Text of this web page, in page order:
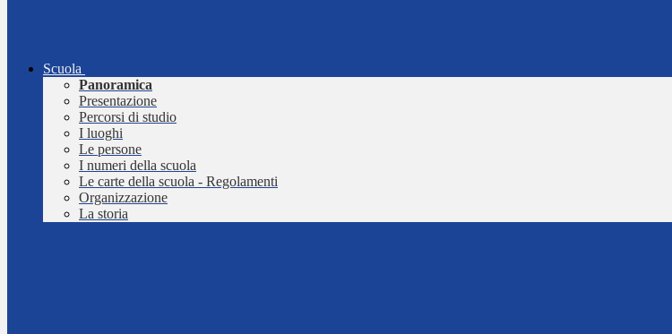
Scuola
Panoramica
Presentazione
Percorsi di studio
I luoghi
Le persone
I numeri della scuola
Le carte della scuola - Regolamenti
Organizzazione
La storia